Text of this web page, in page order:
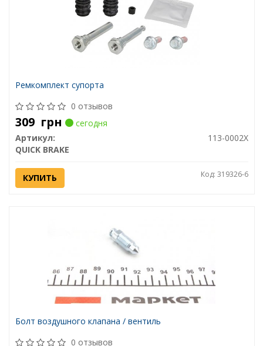
Ремкомплект супорта
0 отзывов
309 грн
сегодня
Артикул:
113-0002X
QUICK BRAKE
КУПИТЬ Код: 319326-6
Болт воздушного клапана / вентиль
0 отзывов